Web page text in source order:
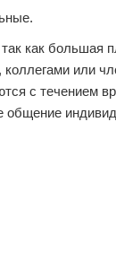
как большая
или
с течением